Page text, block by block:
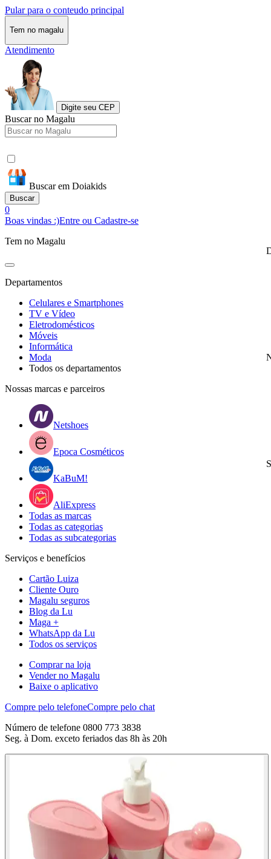
Pular para o conteudo principal
Tem no magalu
Atendimento
Digite seu CEP
Buscar no Magalu
Buscar em Doiakids
Buscar
0
Boas vindas :)Entre ou Cadastre-se
Tem no Magalu
Departamentos
Celulares e Smartphones
TV e Vídeo
Eletrodomésticos
Móveis
Informática
Moda
Todos os departamentos
Nossas marcas e parceiros
Netshoes
Epoca Cosméticos
KaBuM!
AliExpress
Todas as marcas
Todas as categorias
Todas as subcategorias
Serviços e benefícios
Cartão Luiza
Cliente Ouro
Magalu seguros
Blog da Lu
Maga +
WhatsApp da Lu
Todos os serviços
Comprar na loja
Vender no Magalu
Baixe o aplicativo
Compre pelo telefoneCompre pelo chat
Número de telefone 0800 773 3838
Seg. à Dom. exceto feriados das 8h às 20h